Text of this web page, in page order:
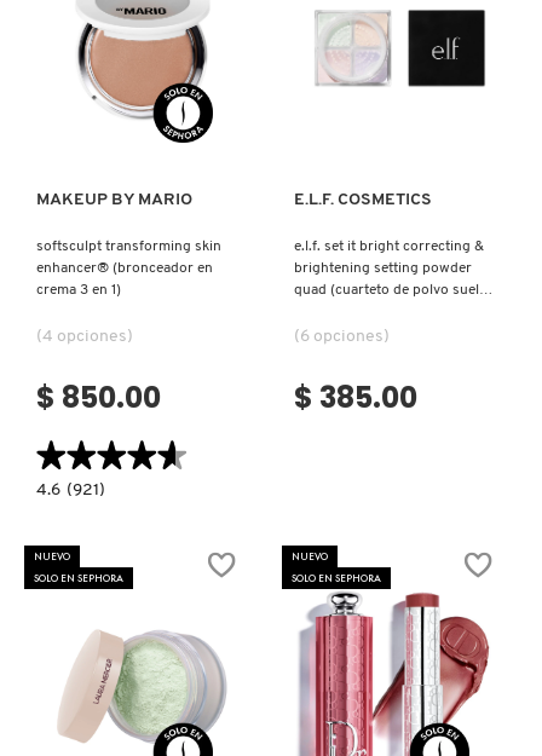
Ver más
MAKEUP BY MARIO
softsculpt transforming skin
enhancer® (bronceador en
crema 3 en 1)
(4 opciones)
$ 850.00
★★★★★
★★★★★
4.6
SKIN
ENHANCER®
(BRONCEADOR
4.6 (921)
E.L.F. COSMETICS
e.l.f. set it bright correcting &
brightening setting powder
quad (cuarteto de polvo suelto
(6 opciones)
$ 385.00
NUEVO
SOLO EN SEPHORA
Ver más
NUEVO
SOLO EN SEPHORA
Ver más